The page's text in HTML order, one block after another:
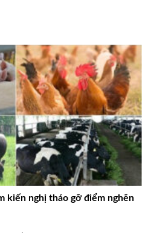
kiến nghị tháo gỡ điểm nghẽn